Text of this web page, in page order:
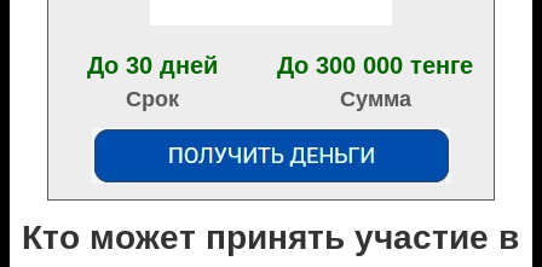
До 30 дней
Срок
До 300 000 тенге
Сумма
Кто может принять участие в